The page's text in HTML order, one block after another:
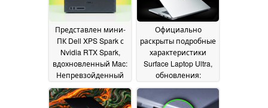
Представлен мини-
ПК Dell XPS Spark с
Nvidia RTX Spark,
вдохновленный Mac:
Непревзойденный
выбор портов, до 128
ГБ оперативной
Официально
раскрыты подробные
характеристики
Surface Laptop Ultra,
обновления:
MacBook Pro с
Windows 11?